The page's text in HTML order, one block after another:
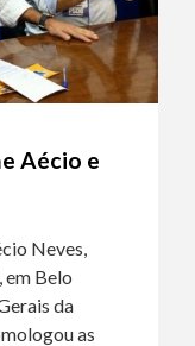
Aécio e
Neves,
Belo
da
as